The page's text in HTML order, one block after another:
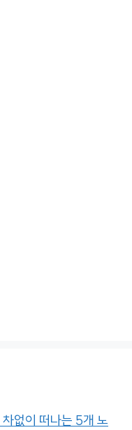
없이 떠나는 5개 노